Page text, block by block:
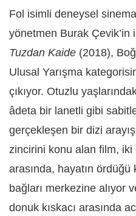
Fol isimli deneysel
yönetmen Burak
Tuzdan Kaide (2018),
Ulusal Yarışma
çıkıyor. Otuzlu
âdeta bir lanetli gibi
gerçekleşen bir dizi
zincirini konu alan film, iki
arasında, hayatın
bağları merkezine alıyor
donuk kıskacı arasında